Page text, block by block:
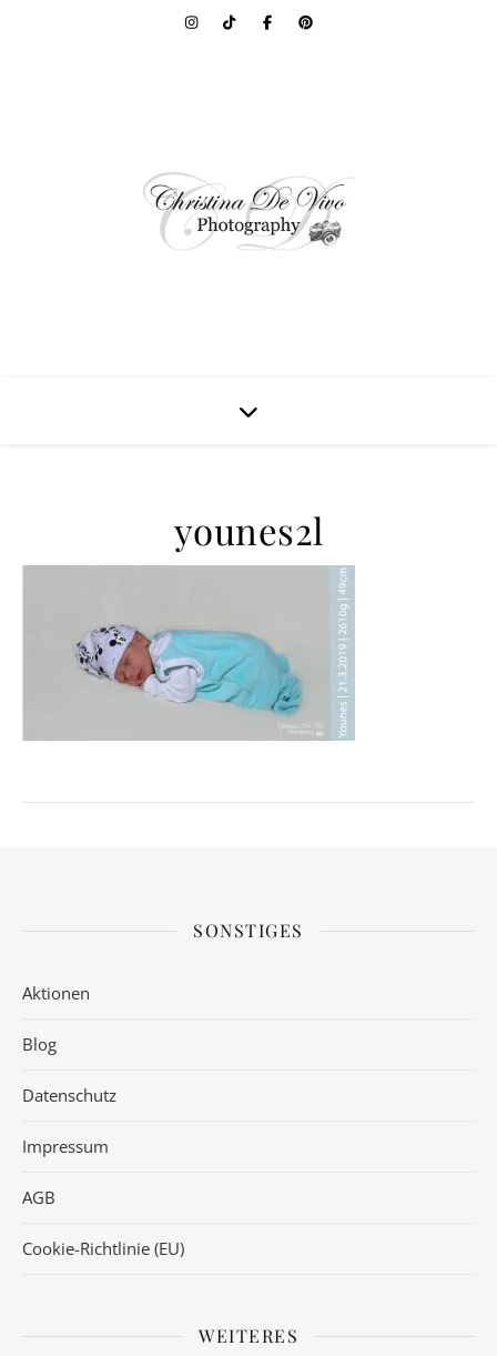
younes2l
SONSTIGES
Aktionen
Blog
Datenschutz
Impressum
AGB
Cookie-Richtlinie (EU)
WEITERES